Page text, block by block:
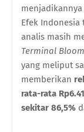
Efek
analis masih
Terminal
yang meliput
memberikan
rata-rata
sekitar 86,5%